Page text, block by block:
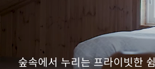
숲속에서 누리는 프라이빗한